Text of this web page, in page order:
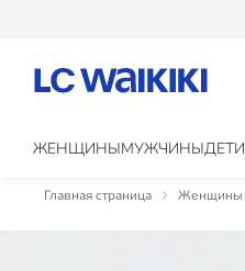
ЖЕНЩИНЫМУЖЧИНЫДЕТИ
Главная страница Женщины